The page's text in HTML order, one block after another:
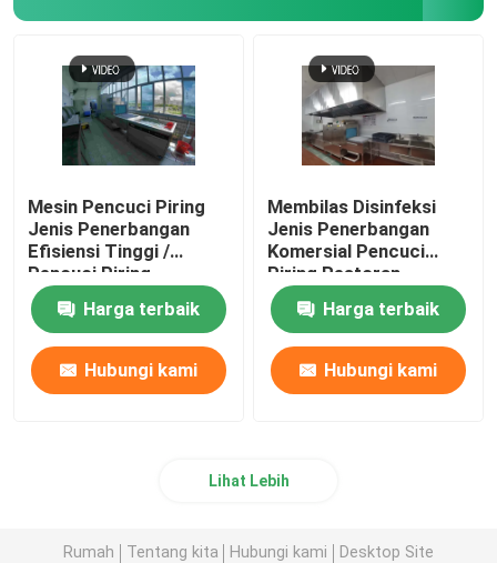
Mesin Pencuci Piring
Jenis Penerbangan
Efisiensi Tinggi /
Pencuci Piring
Restoran Komersial CE
Harga terbaik
Hubungi kami
Membilas Disinfeksi
Jenis Penerbangan
Komersial Pencuci
Piring Restoran
Harga terbaik
Hubungi kami
Lihat Lebih
Rumah Tentang kita Hubungi kami Desktop Site